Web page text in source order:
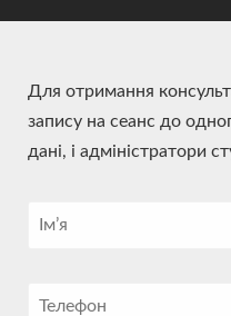
Для отримання
запису на сеанс до
дані, і адміністратори